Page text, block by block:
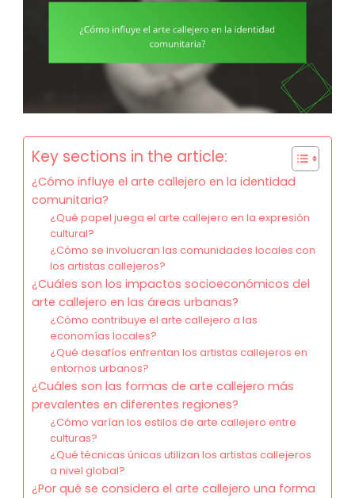
Key sections in the article:
¿Cómo influye el arte callejero en la identidad
comunitaria?
¿Qué papel juega el arte callejero en la expresión
cultural?
¿Cómo se involucran las comunidades locales con
los artistas callejeros?
¿Cuáles son los impactos socioeconómicos del
arte callejero en las áreas urbanas?
¿Cómo contribuye el arte callejero a las
economías locales?
¿Qué desafíos enfrentan los artistas callejeros en
entornos urbanos?
¿Cuáles son las formas de arte callejero más
prevalentes en diferentes regiones?
¿Cómo varían los estilos de arte callejero entre
culturas?
¿Qué técnicas únicas utilizan los artistas callejeros
a nivel global?
¿Por qué se considera el arte callejero una forma